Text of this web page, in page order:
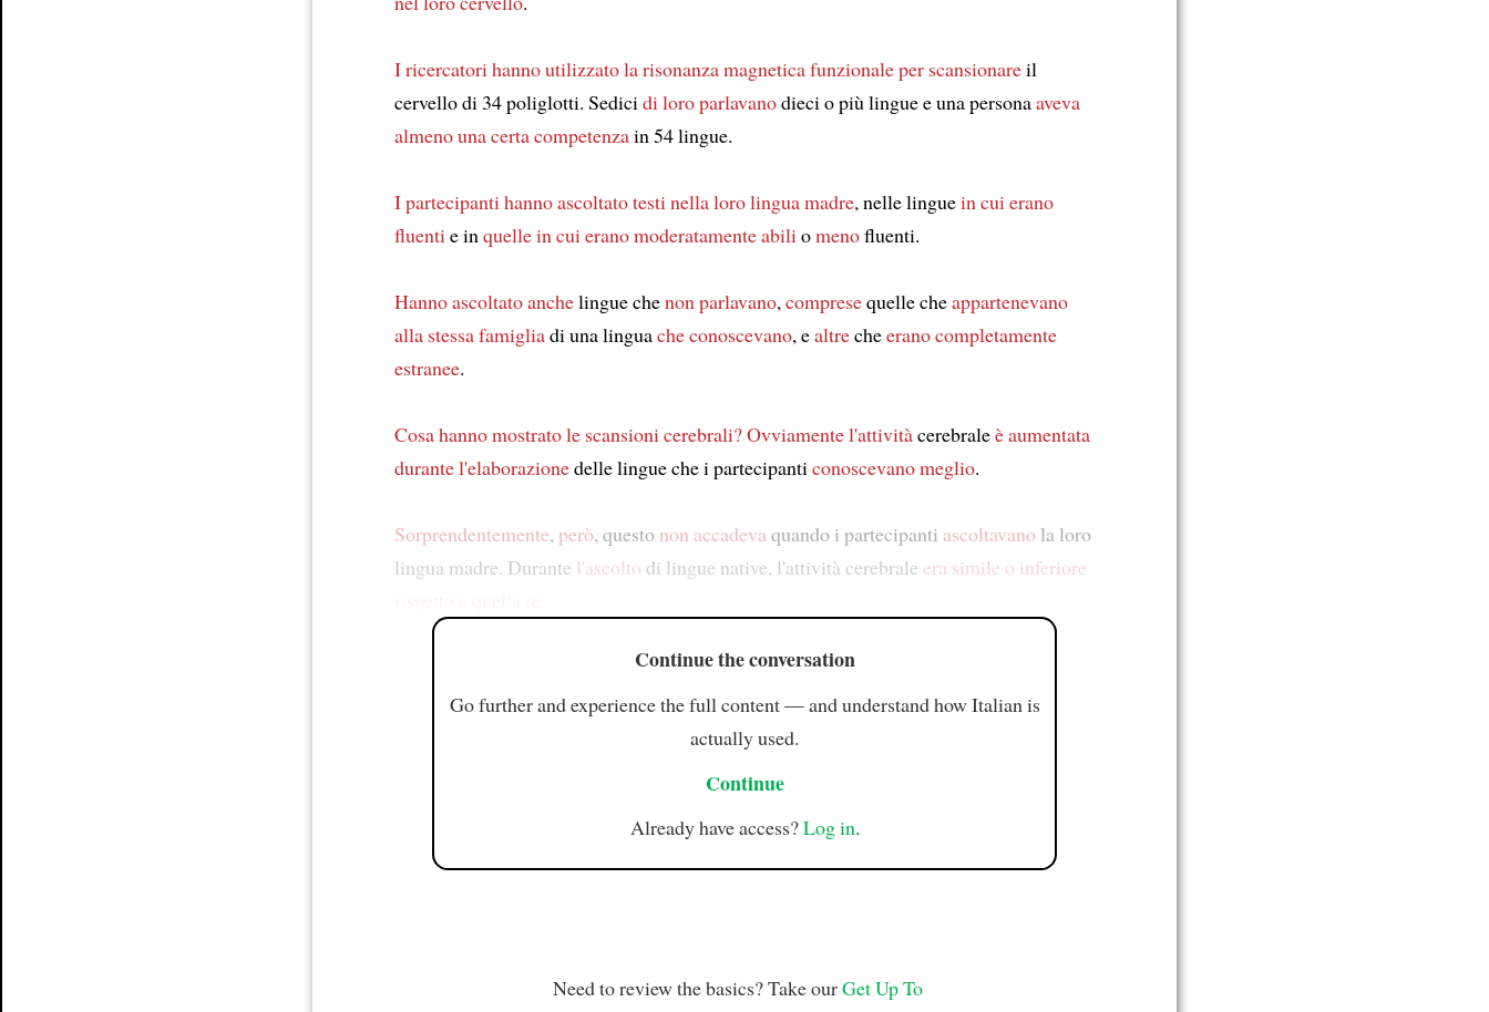
I ricercatori hanno utilizzatola risonanza magnetica funzionaleper scansionareil
cervello di 34 poliglotti. Sedici di loroparlavanodieci o più lingue e una personaaveva
almenouna certa competenzain 54 lingue.
I partecipanti hanno ascoltato testi nella loro lingua madre, nelle linguein cui erano
fluenti e in quellein cui erano moderatamente abili omenofluenti.
Hanno ascoltatoanchelingue chenon parlavano, compresequelle cheappartenevano
alla stessa famigliadi una linguache conoscevano, ealtrecheerano completamente
estranee.
Cosa hanno mostrato le scansioni cerebrali?Ovviamentel'attivitàcerebraleè aumentata
durante l'elaborazionedelle lingue che i partecipanti conoscevano meglio.
Sorprendentemente, però, questo non accadeva quando i partecipanti ascoltavano la loro
lingua madre. Durante l'ascolto di lingue native, l'attività cerebrale era simile o inferiore
Continue the conversation
Go further and experience the full content — and understand how Italian is
actually used.
Continue
Already have access?Log in.
Need to review the basics? Take ourGet Up To